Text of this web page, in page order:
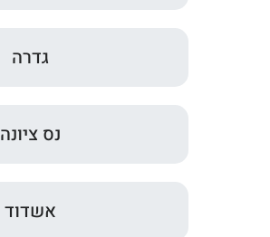
גדרה
נס ציונה
אשדוד